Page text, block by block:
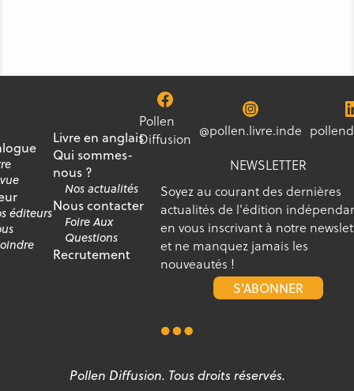
éditeurs
Livre en anglais
Qui sommes-
nous ?
Nos actualités
Nous contacter
Foire Aux
Questions
Recrutement
Pollen
Diffusion @pollen.livre.inde
NEWSLETTER
Soyez au courant des dernières
actualités de l'édition
en vous inscrivant à notre
et ne manquez jamais les
nouveautés !
S'ABONNER
Pollen Diffusion. Tous droits réservés.